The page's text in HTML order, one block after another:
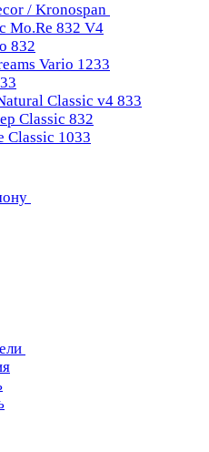
/ Kronospan
Mo.Re 832 V4
832
Vario 1233
Classic v4 833
Classic 832
Classic 1033